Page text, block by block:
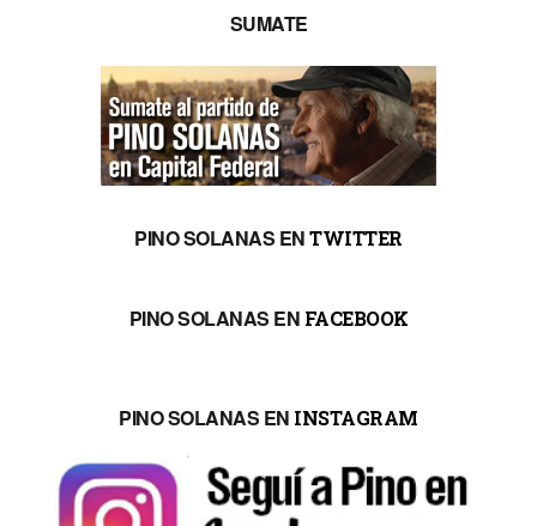
SUMATE
PINO SOLANAS ENTWITTER
PINO SOLANAS EN FACEBOOK
PINO SOLANAS EN INSTAGRAM